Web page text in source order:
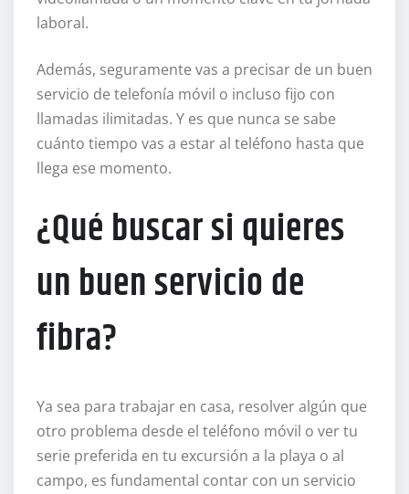
laboral.
Además, seguramente vas a precisar de un buen
servicio de telefonía móvil o incluso fijo con
llamadas ilimitadas. Y es que nunca se sabe
cuánto tiempo vas a estar al teléfono hasta que
llega ese momento.
¿Qué buscar si quieres
un buen servicio de
fibra?
Ya sea para trabajar en casa, resolver algún que
otro problema desde el teléfono móvil o ver tu
serie preferida en tu excursión a la playa o al
campo, es fundamental contar con un servicio